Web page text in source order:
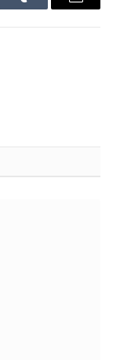
Tumblr Email